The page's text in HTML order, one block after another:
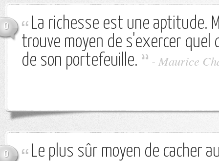
0
La richesse est une aptitude.
trouve moyen de s'exercer quel
de son portefeuille.
- Maurice
0
Le plus sûr moyen de cacher